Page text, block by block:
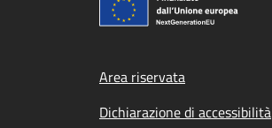
Footer menu
Area riservata
Dichiarazione di accessibilità